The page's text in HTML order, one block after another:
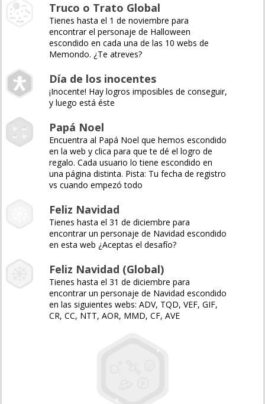
Truco o Trato Global
Tienes hasta el 1 de noviembre para
encontrar el personaje de Halloween
escondido en cada una de las 10 webs de
Memondo. ¿Te atreves?
Día de los inocentes
¡Inocente! Hay logros imposibles de conseguir,
y luego está éste
Papá Noel
Encuentra al Papá Noel que hemos escondido
en la web y clica para que te dé el logro de
regalo. Cada usuario lo tiene escondido en
una página distinta. Pista: Tu fecha de registro
vs cuando empezó todo
Feliz Navidad
Tienes hasta el 31 de diciembre para
encontrar un personaje de Navidad escondido
en esta web ¿Aceptas el desafío?
Feliz Navidad (Global)
Tienes hasta el 31 de diciembre para
encontrar un personaje de Navidad escondido
en las siguientes webs: ADV, TQD, VEF, GIF,
CR, CC, NTT, AOR, MMD, CF, AVE